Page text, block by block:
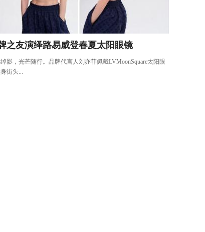
之友演绎路易威登春夏太阳眼镜
影，光芒随行。品牌代言人刘亦菲佩戴LVMoonSquare太阳眼
街头...